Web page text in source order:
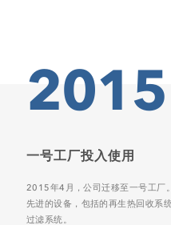
2015
一号工厂投入使用
2015年4月，公司迁移至一号工厂
先进的设备，包括的再生热回收系
过滤系统。